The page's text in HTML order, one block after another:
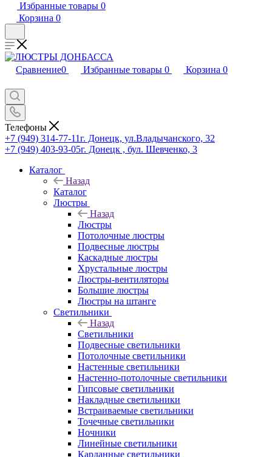
Избранные товары 0
Корзина 0
Сравнение0 Избранные товары 0 Корзина 0
Телефоны
+7 (949) 314-77-11г. Донецк, ул.Владычанского, 32
+7 (949) 403-93-05г. Донецк , бул. Шевченко, 3
Каталог
Назад
Каталог
Люстры
Назад
Люстры
Потолочные люстры
Подвесные люстры
Каскадные люстры
Хрустальные люстры
Люстры-вентиляторы
Большие люстры
Люстры на штанге
Светильники
Назад
Светильники
Подвесные светильники
Потолочные светильники
Настенные светильники
Настенно-потолочные светильники
Гипсовые светильники
Накладные светильники
Встраиваемые светильники
Точечные светильники
Ночники
Линейные светильники
Карданные светильники